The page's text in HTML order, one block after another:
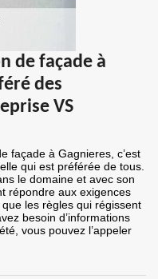
de façade à
des
VS
façade à Gagnieres, c’est
qui est préférée de tous.
le domaine et avec son
répondre aux exigences
les règles qui régissent
besoin d’informations
vous pouvez l’appeler